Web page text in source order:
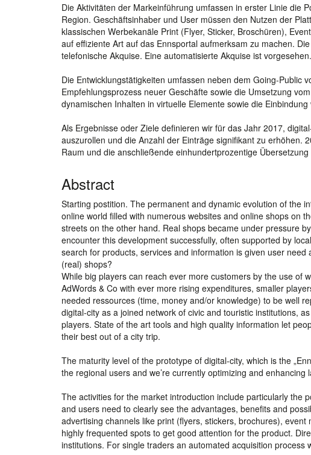
Die Aktivitäten der Markeinführung umfassen in erster Linie die
Region. Geschäftsinhaber und User müssen den Nutzen der
klassischen Werbekanäle Print (Flyer, Sticker, Broschüren),
auf effiziente Art auf das Ennsportal aufmerksam zu machen.
telefonische Akquise. Eine automatisierte Akquise ist vorgesehen.
Die Entwicklungstätigkeiten umfassen neben dem Going-Public
Empfehlungsprozess neuer Geschäfte sowie die Umsetzung
dynamischen Inhalten in virtuelle Elemente sowie die
Als Ergebnisse oder Ziele definieren wir für das Jahr 2017,
auszurollen und die Anzahl der Einträge signifikant zu erhöhen.
Raum und die anschließende einhundertprozentige
Abstract
Starting postition. The permanent and dynamic evolution of the
online world filled with numerous websites and online shops on
streets on the other hand. Real shops became under pressure
encounter this development successfully, often supported by
search for products, services and information is given user
(real) shops?
While big players can reach ever more customers by the use of
AdWords & Co with ever more rising expenditures, smaller
needed ressources (time, money and/or knowledge) to be well
digital-city as a joined network of civic and touristic institutions,
players. State of the art tools and high quality information let
their best out of a city trip.
The maturity level of the prototype of digital-city, which is the
the regional users and we’re currently optimizing and
The activities for the market introduction include particularly the
and users need to clearly see the advantages, benefits and
advertising channels like print (flyers, stickers, brochures),
highly frequented spots to get good attention for the product.
institutions. For single traders an automated acquisition process